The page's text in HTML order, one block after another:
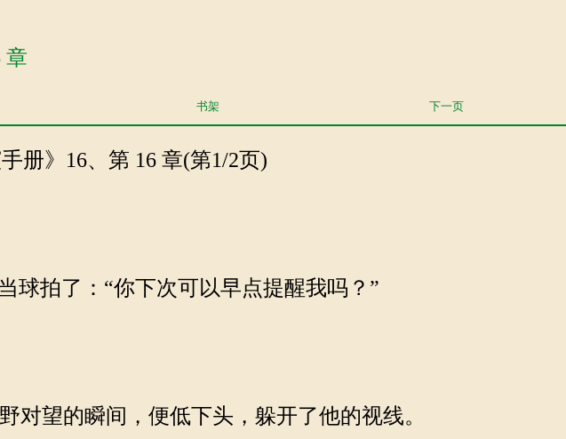
章
书架 下一页
册》16、第 16 章(第1/2页)
球拍了：“你下次可以早点提醒我吗？”
望的瞬间，便低下头，躲开了他的视线。